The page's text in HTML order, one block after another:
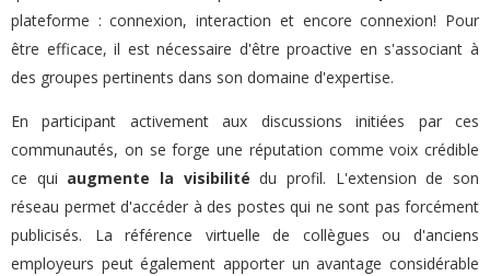
plateforme : connexion, interaction et encore connexion! Pour
être efficace, il est nécessaire d'être proactive en s'associant à
des groupes pertinents dans son domaine d'expertise.
En participant activement aux discussions initiées par ces
communautés, on se forge une réputation comme voix crédible
ce qui augmente la visibilité du profil. L'extension de son
réseau permet d'accéder à des postes qui ne sont pas forcément
publicisés. La référence virtuelle de collègues ou d'anciens
employeurs peut également apporter un avantage considérable